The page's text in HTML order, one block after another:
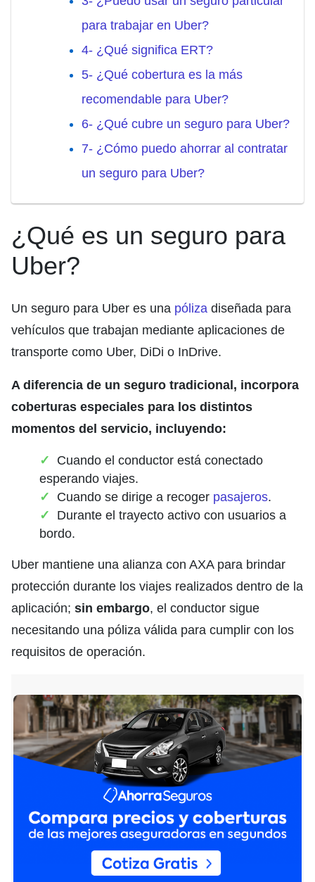
para trabajar en Uber?
4- ¿Qué significa ERT?
5- ¿Qué cobertura es la más
recomendable para Uber?
6- ¿Qué cubre un seguro para Uber?
7- ¿Cómo puedo ahorrar al contratar
un seguro para Uber?
¿Qué es un seguro para
Uber?
Un seguro para Uber es una póliza diseñada para
vehículos que trabajan mediante aplicaciones de
transporte como Uber, DiDi o InDrive.
A diferencia de un seguro tradicional, incorpora
coberturas especiales para los distintos
momentos del servicio, incluyendo:
Cuando el conductor está conectado
esperando viajes.
Cuando se dirige a recoger pasajeros.
Durante el trayecto activo con usuarios a
bordo.
Uber mantiene una alianza con AXA para brindar
protección durante los viajes realizados dentro de la
aplicación; sin embargo, el conductor sigue
necesitando una póliza válida para cumplir con los
requisitos de operación.